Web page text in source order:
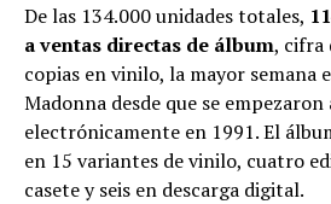
De las 134.000 unidades totales,
a ventas directas de álbum, cifra
copias en vinilo, la mayor semana
Madonna desde que se
electrónicamente en 1991. El
en 15 variantes de vinilo, cuatro
casete y seis en descarga digital.